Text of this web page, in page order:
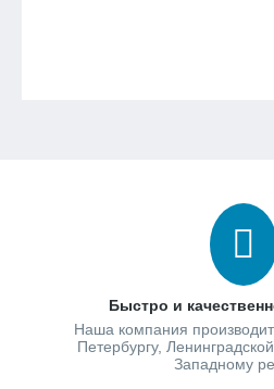
Быстро и
Наша компания
Петербургу,
Западному